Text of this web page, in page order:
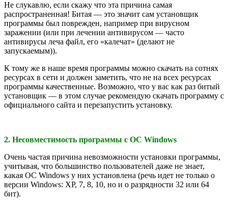
Не слукавлю, если скажу что эта причина самая
распространенная! Битая — это значит сам установщик
программы был поврежден, например при вирусном
заражении (или при лечении антивирусом — часто
антивирусы леча файл, его «калечат» (делают не
запускаемым)).
К тому же в наше время программы можно скачать на сотнях
ресурсах в сети и должен заметить, что не на всех ресурсах
программы качественные. Возможно, что у вас как раз битый
установщик — в этом случае рекомендую скачать программу с
официального сайта и перезапустить установку.
2. Несовместимость программы с ОС Windows
Очень частая причина невозможности установки программы,
учитывая, что большинство пользователей даже не знает,
какая ОС Windows у них установлена (речь идет не только о
версии Windows: XP, 7, 8, 10, но и о разрядности 32 или 64
бит).